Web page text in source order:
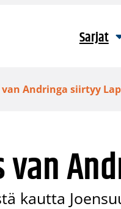
Sarjat
Andringa siirtyy
van
kautta